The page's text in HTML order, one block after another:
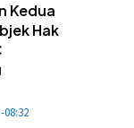
Kedua
Hak
08:32